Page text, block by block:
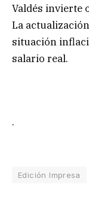
Valdés invierte
La
situación
salario real.
.
Edición Impresa